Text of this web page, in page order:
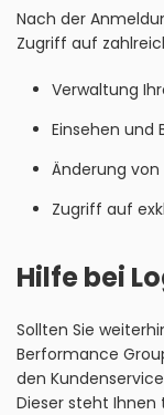
Nach der
Zugriff auf
Verwaltung
Einsehen und
Änderung
Zugriff auf
Hilfe bei
Sollten Sie
Berformance
den
Dieser steht Ihnen